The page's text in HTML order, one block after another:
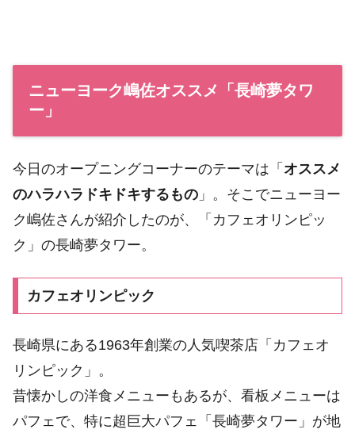
ニューヨーク嶋佐オススメ「長崎夢タワ
ー」
今日のオープニングコーナーのテーマは「 オススメ
のハラハラドキドキするもの 」。そこでニューヨー
ク嶋佐さんが紹介したのが、「カフェオリンピッ
ク」の長崎夢タワー。
カフェオリンピック
長崎県にある1963年創業の人気喫茶店「カフェオ
リンピック」。
昔懐かしの洋食メニューもあるが、看板メニューは
パフェで、特に超巨大パフェ「長崎夢タワー」が地